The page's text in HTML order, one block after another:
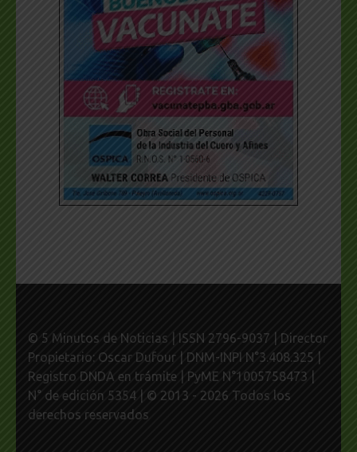
© 5 Minutos de Noticias | ISSN 2796-9037 | Director
Propietario: Oscar Dufour | DNM-INPI N°3.408.325 |
Registro DNDA en trámite | PyME N°1005758473 |
N° de edición 5354 | © 2013 - 2026 Todos los
derechos reservados